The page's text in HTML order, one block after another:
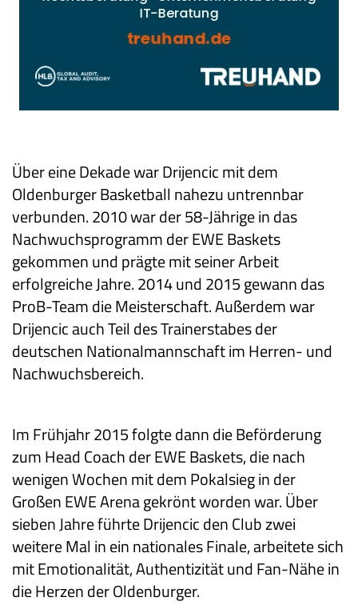
Über eine Dekade war Drijencic mit dem
Oldenburger Basketball nahezu untrennbar
verbunden. 2010 war der 58-Jährige in das
Nachwuchsprogramm der EWE Baskets
gekommen und prägte mit seiner Arbeit
erfolgreiche Jahre. 2014 und 2015 gewann das
ProB-Team die Meisterschaft. Außerdem war
Drijencic auch Teil des Trainerstabes der
deutschen Nationalmannschaft im Herren- und
Nachwuchsbereich.
Im Frühjahr 2015 folgte dann die Beförderung
zum Head Coach der EWE Baskets, die nach
wenigen Wochen mit dem Pokalsieg in der
Großen EWE Arena gekrönt worden war. Über
sieben Jahre führte Drijencic den Club zwei
weitere Mal in ein nationales Finale, arbeitete sich
mit Emotionalität, Authentizität und Fan-Nähe in
die Herzen der Oldenburger.